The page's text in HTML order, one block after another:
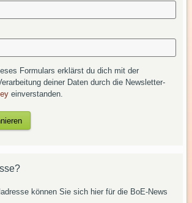
Formulars erklärst du dich mit der
deiner Daten durch die Newsletter-
einverstanden.
können Sie sich hier für die BoE-News